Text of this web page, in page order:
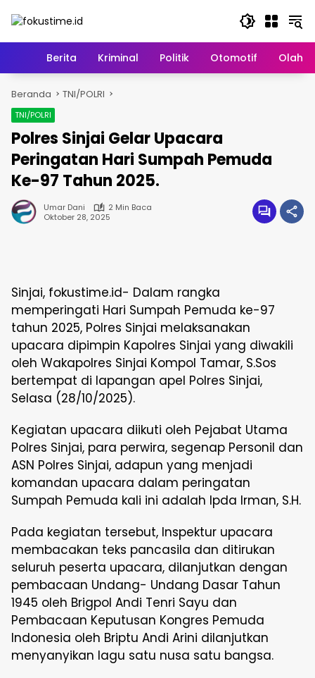
HomeBerita Kriminal Politik Otomotif
Beranda TNI/POLRI
TNI/POLRI
Polres Sinjai Gelar Upacara
Peringatan Hari Sumpah Pemuda
Ke-97 Tahun 2025.
Umar Dani
2 Min Baca
Oktober 28, 2025
Sinjai, fokustime.id- Dalam rangka
memperingati Hari Sumpah Pemuda ke-97
tahun 2025, Polres Sinjai melaksanakan
upacara dipimpin Kapolres Sinjai yang diwakili
oleh Wakapolres Sinjai Kompol Tamar, S.Sos
bertempat di lapangan apel Polres Sinjai,
Selasa (28/10/2025).
Kegiatan upacara diikuti oleh Pejabat Utama
Polres Sinjai, para perwira, segenap Personil dan
ASN Polres Sinjai, adapun yang menjadi
komandan upacara dalam peringatan
Sumpah Pemuda kali ini adalah Ipda Irman, S.H.
Pada kegiatan tersebut, Inspektur upacara
membacakan teks pancasila dan ditirukan
seluruh peserta upacara, dilanjutkan dengan
pembacaan Undang- Undang Dasar Tahun
1945 oleh Brigpol Andi Tenri Sayu dan
Pembacaan Keputusan Kongres Pemuda
Indonesia oleh Briptu Andi Arini dilanjutkan
menyanyikan lagu satu nusa satu bangsa.